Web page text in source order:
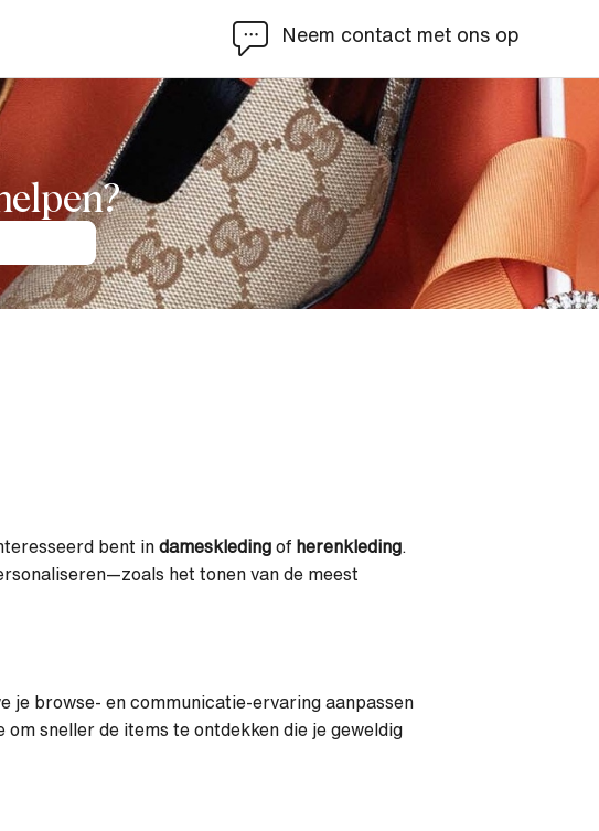
Neem contact met ons op
bent in dameskleding of herenkleding
het tonen van de meest
je browse- en communicatie-ervaring aanpassen
sneller de items te ontdekken die je geweldig